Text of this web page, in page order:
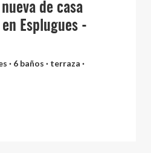
de casa
Esplugues -
· 6 baños · terraza ·